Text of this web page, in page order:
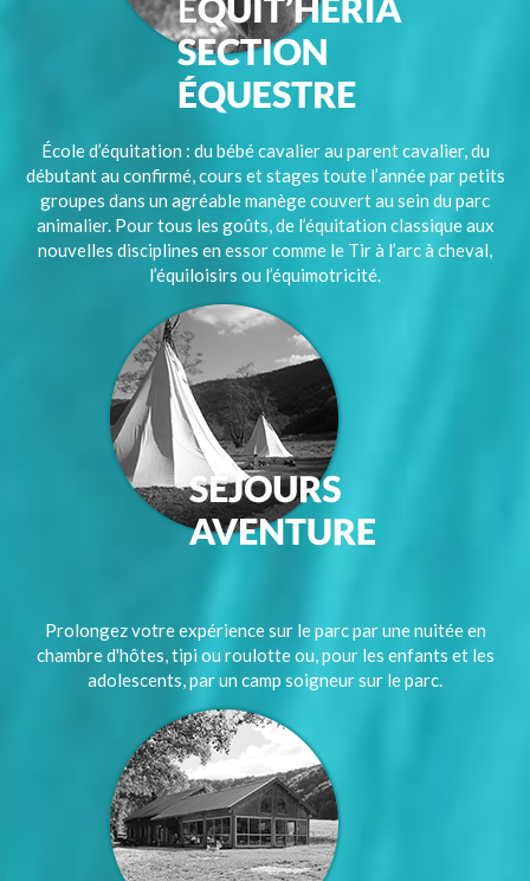
École d’équitation : du bébé cavalier au parent cavalier, du
débutant au confirmé, cours et stages toute l’année par petits
groupes dans un agréable manège couvert au sein du parc
animalier. Pour tous les goûts, de l’équitation classique aux
nouvelles disciplines en essor comme le Tir à l’arc à cheval,
l’équiloisirs ou l’équimotricité.
Prolongez votre expérience sur le parc par une nuitée en
chambre d'hôtes, tipi ou roulotte ou, pour les enfants et les
adolescents, par un camp soigneur sur le parc.